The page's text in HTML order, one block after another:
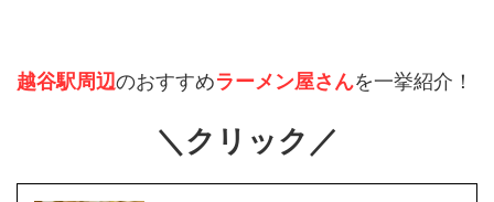
越谷駅周辺のおすすめラーメン屋さんを一挙紹介！
＼クリック／